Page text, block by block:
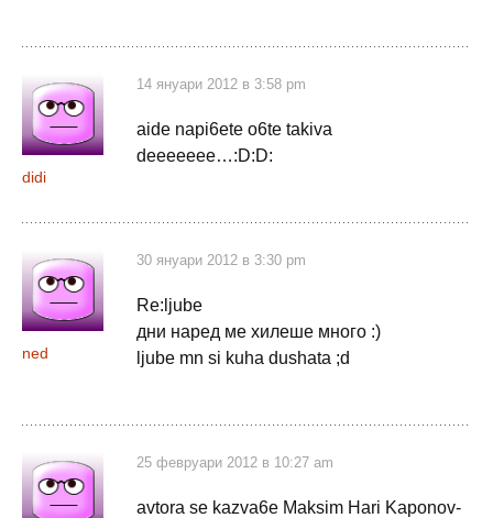
didi
14 януари 2012 в 3:58 pm
aide napi6ete o6te takiva
deeeeeee…:D:D:
ned
30 януари 2012 в 3:30 pm
Re:ljube
дни наред ме хилеше много :)
ljube mn si kuha dushata ;d
25 февруари 2012 в 10:27 am
avtora se kazva6e Maksim Hari Kaponov-